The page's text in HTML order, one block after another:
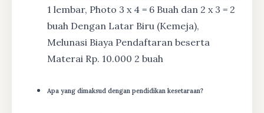
1 lembar, Photo 3 x 4 = 6 Buah dan 2 x 3 = 2
buah Dengan Latar Biru (Kemeja),
Melunasi Biaya Pendaftaran beserta
Materai Rp. 10.000 2 buah
Apa yang dimaksud dengan pendidikan kesetaraan?